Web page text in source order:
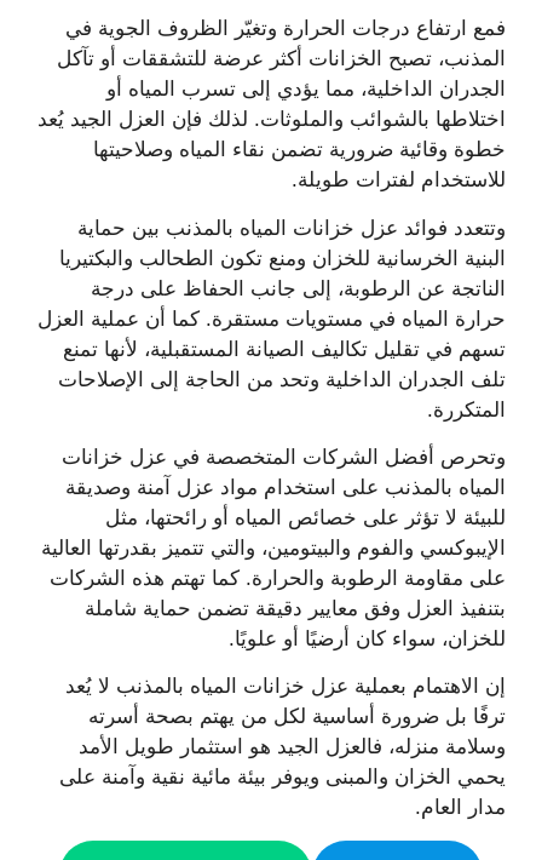
فمع ارتفاع درجات الحرارة وتغيّر الظروف الجوية في
المذنب، تصبح الخزانات أكثر عرضة للتشققات أو تآكل
الجدران الداخلية، مما يؤدي إلى تسرب المياه أو
اختلاطها بالشوائب والملوثات. لذلك فإن العزل الجيد يُعد
خطوة وقائية ضرورية تضمن نقاء المياه وصلاحيتها
للاستخدام لفترات طويلة.
وتتعدد فوائد عزل خزانات المياه بالمذنب بين حماية
البنية الخرسانية للخزان ومنع تكون الطحالب والبكتيريا
الناتجة عن الرطوبة، إلى جانب الحفاظ على درجة
حرارة المياه في مستويات مستقرة. كما أن عملية العزل
تسهم في تقليل تكاليف الصيانة المستقبلية، لأنها تمنع
تلف الجدران الداخلية وتحد من الحاجة إلى الإصلاحات
المتكررة.
وتحرص أفضل الشركات المتخصصة في عزل خزانات
المياه بالمذنب على استخدام مواد عزل آمنة وصديقة
للبيئة لا تؤثر على خصائص المياه أو رائحتها، مثل
الإيبوكسي والفوم والبيتومين، والتي تتميز بقدرتها العالية
على مقاومة الرطوبة والحرارة. كما تهتم هذه الشركات
بتنفيذ العزل وفق معايير دقيقة تضمن حماية شاملة
للخزان، سواء كان أرضيًا أو علويًا.
إن الاهتمام بعملية عزل خزانات المياه بالمذنب لا يُعد
ترفًا بل ضرورة أساسية لكل من يهتم بصحة أسرته
وسلامة منزله، فالعزل الجيد هو استثمار طويل الأمد
يحمي الخزان والمبنى ويوفر بيئة مائية نقية وآمنة على
مدار العام.